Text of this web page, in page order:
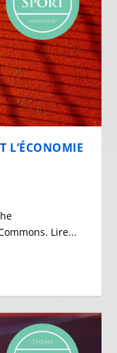
L’ÉCONOMIE
Lire...